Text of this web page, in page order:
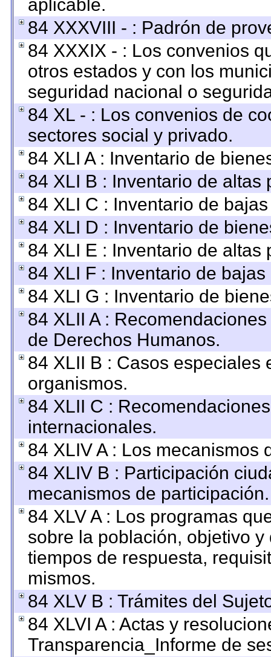
aplicable.
84 XXXVIII - : Padrón de
84 XXXIX - : Los convenios
otros estados y con los
seguridad nacional o
84 XL - : Los convenios de
sectores social y privado.
84 XLI A : Inventario de
84 XLI B : Inventario de
84 XLI C : Inventario de
84 XLI D : Inventario de
84 XLI E : Inventario de
84 XLI F : Inventario de
84 XLI G : Inventario de
84 XLII A :
de Derechos Humanos.
84 XLII B : Casos especiales
organismos.
84 XLII C :
internacionales.
84 XLIV A : Los mecanismos
84 XLIV B : Participación
mecanismos de participación.
84 XLV A : Los programas
sobre la población, objetivo
tiempos de respuesta,
mismos.
84 XLV B : Trámites del
84 XLVI A : Actas y
Transparencia_Informe de